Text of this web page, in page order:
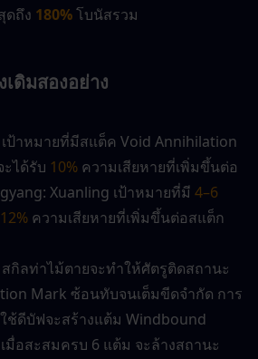
ดถึง 180% โบนัสรวม
ดิมสองอย่าง
ป้าหมายที่มีสแต็ค Void Annihilation
ได้รับ 10% ความเสียหายที่เพิ่มขึ้นต่อ
Xuanling เป้าหมายที่มี
12% ความเสียหายที่เพิ่มขึ้นต่อสแต็ก
กิลท่าไม้ตายจะทำให้ศัตรูติดสถานะ
Mark ซ้อนทับจนเต็มขีดจำกัด การ
ช้ดีบัฟจะสร้างแต้ม Windbound
มื่อสะสมครบ 6 แต้ม จะล้างสถานะ